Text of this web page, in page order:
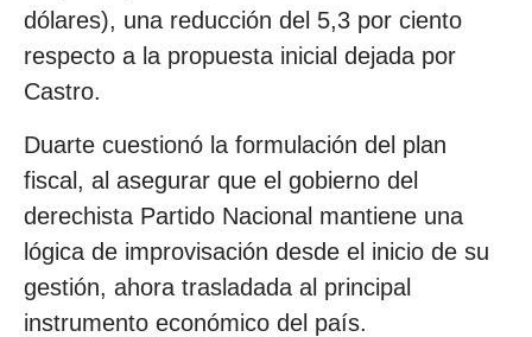
dólares), una reducción del 5,3 por ciento
respecto a la propuesta inicial dejada por
Castro.
Duarte cuestionó la formulación del plan
fiscal, al asegurar que el gobierno del
derechista Partido Nacional mantiene una
lógica de improvisación desde el inicio de su
gestión, ahora trasladada al principal
instrumento económico del país.